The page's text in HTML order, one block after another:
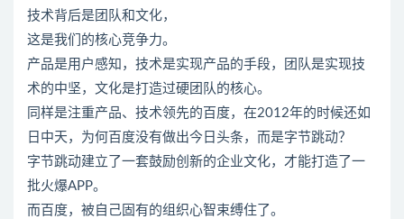
技术背后是团队和文化，
这是我们的核心竞争力。
产品是用户感知，技术是实现产品的手段，团队是实现技
术的中坚，文化是打造过硬团队的核心。
同样是注重产品、技术领先的百度，在2012年的时候还如
日中天，为何百度没有做出今日头条，而是字节跳动？
字节跳动建立了一套鼓励创新的企业文化，才能打造了一
批火爆APP。
而百度，被自己固有的组织心智束缚住了。